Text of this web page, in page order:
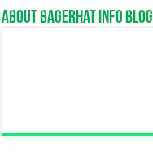
About Bagerhat Info Blog